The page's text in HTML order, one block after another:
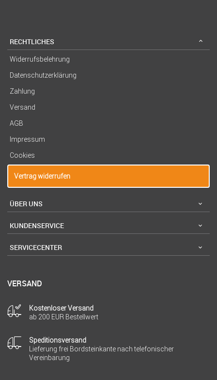
RECHTLICHES
Widerrufsbelehrung
Datenschutzerklärung
Zahlung
Versand
AGB
Impressum
Cookies
Vertrag widerrufen
ÜBER UNS
KUNDENSERVICE
SERVICECENTER
VERSAND
Kostenloser Versand
ab 200 EUR Bestellwert
Speditionsversand
Lieferung frei Bordsteinkante nach telefonischer
Vereinbarung